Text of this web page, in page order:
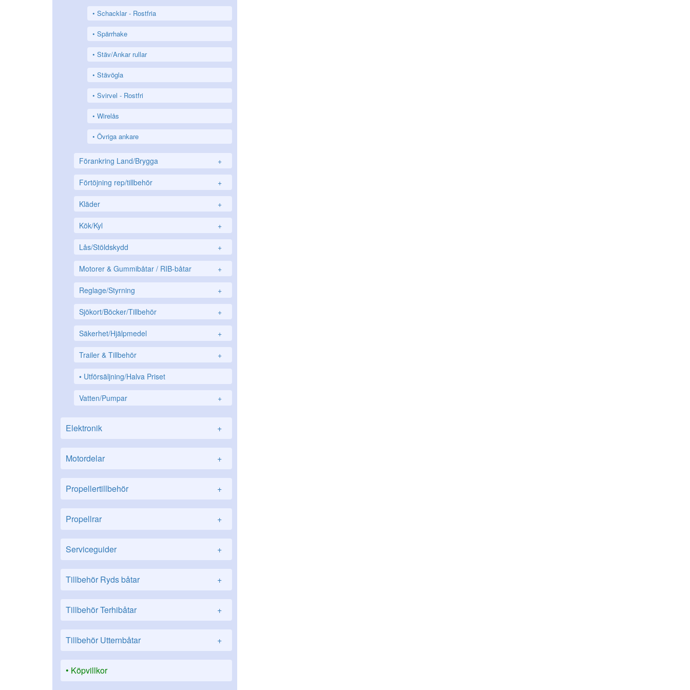
Schacklar - Rostfria
Spärrhake
Stäv/Ankar rullar
Stävögla
Svirvel - Rostfri
Wirelås
Övriga ankare
Förankring Land/Brygga +
Förtöjning rep/tillbehör +
Kläder +
Kök/Kyl +
Lås/Stöldskydd +
Motorer & Gummibåtar / RIB-båtar +
Reglage/Styrning +
Sjökort/Böcker/Tillbehör +
Säkerhet/Hjälpmedel +
Trailer & Tillbehör +
Utförsäljning/Halva Priset
Vatten/Pumpar +
Elektronik +
Motordelar +
Propellertillbehör +
Propellrar +
Serviceguider +
Tillbehör Ryds båtar +
Tillbehör Terhibåtar +
Tillbehör Utternbåtar +
Köpvillkor